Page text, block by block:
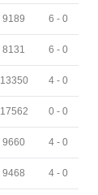
9189 6 - 0
8131 6 - 0
13350 4 - 0
17562 0 - 0
9660 4 - 0
9468 4 - 0